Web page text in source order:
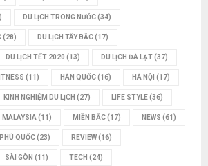
DU LỊCH TRONG NƯỚC(34)
(28) DU LỊCH TÂY BẮC(17)
DU LỊCH TẾT 2020 (13) DU LỊCH ĐÀ LẠT(37)
(11) HÀN QUỐC(16) HÀ NỘI (17)
KINH NGHIỆM DU LỊCH (27) LIFE STYLE(36)
MALAYSIA (11) MIỀN BẮC(17) NEWS (61)
PHÚ QUỐC(23) REVIEW(16)
SÀI GÒN (11) TECH (24)